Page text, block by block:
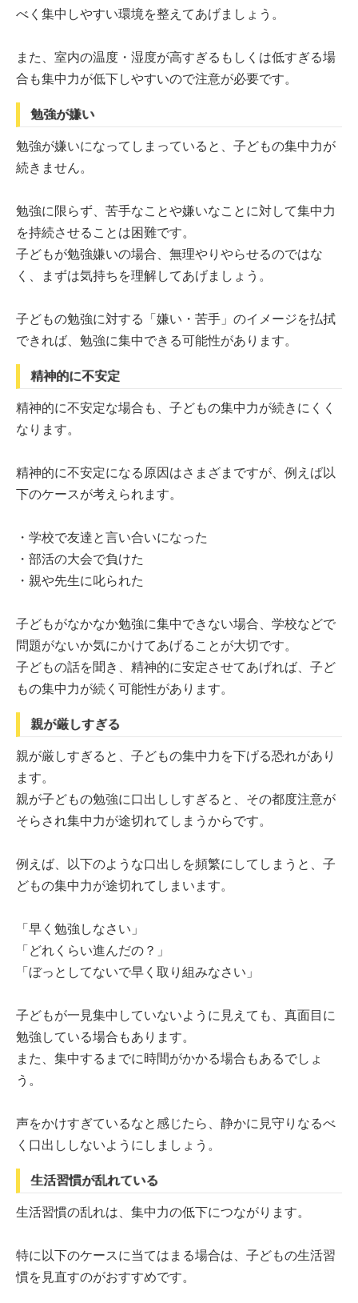
べく集中しやすい環境を整えてあげましょう。
また、室内の温度・湿度が高すぎるもしくは低すぎる場
合も集中力が低下しやすいので注意が必要です。
勉強が嫌い
勉強が嫌いになってしまっていると、子どもの集中力が
続きません。
勉強に限らず、苦手なことや嫌いなことに対して集中力
を持続させることは困難です。
子どもが勉強嫌いの場合、無理やりやらせるのではな
く、まずは気持ちを理解してあげましょう。
子どもの勉強に対する「嫌い・苦手」のイメージを払拭
できれば、勉強に集中できる可能性があります。
精神的に不安定
精神的に不安定な場合も、子どもの集中力が続きにくく
なります。
精神的に不安定になる原因はさまざまですが、例えば以
下のケースが考えられます。
・学校で友達と言い合いになった
・部活の大会で負けた
・親や先生に叱られた
子どもがなかなか勉強に集中できない場合、学校などで
問題がないか気にかけてあげることが大切です。
子どもの話を聞き、精神的に安定させてあげれば、子ど
もの集中力が続く可能性があります。
親が厳しすぎる
親が厳しすぎると、子どもの集中力を下げる恐れがあり
ます。
親が子どもの勉強に口出ししすぎると、その都度注意が
そらされ集中力が途切れてしまうからです。
例えば、以下のような口出しを頻繁にしてしまうと、子
どもの集中力が途切れてしまいます。
「早く勉強しなさい」
「どれくらい進んだの？」
「ぼっとしてないで早く取り組みなさい」
子どもが一見集中していないように見えても、真面目に
勉強している場合もあります。
また、集中するまでに時間がかかる場合もあるでしょ
う。
声をかけすぎているなと感じたら、静かに見守りなるべ
く口出ししないようにしましょう。
生活習慣が乱れている
生活習慣の乱れは、集中力の低下につながります。
特に以下のケースに当てはまる場合は、子どもの生活習
慣を見直すのがおすすめです。